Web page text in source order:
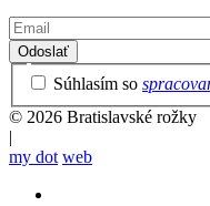
Email
Privacy
Policy
Súhlasím so
© 2026 Bratislavské rožky
|
my dot web